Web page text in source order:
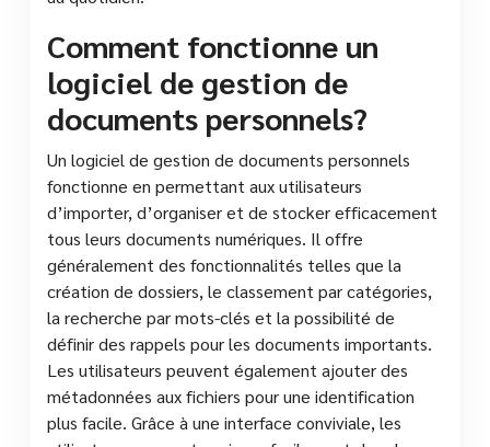
Comment fonctionne un
logiciel de gestion de
documents personnels?
Un logiciel de gestion de documents personnels
fonctionne en permettant aux utilisateurs
d’importer, d’organiser et de stocker efficacement
tous leurs documents numériques. Il offre
généralement des fonctionnalités telles que la
création de dossiers, le classement par catégories,
la recherche par mots-clés et la possibilité de
définir des rappels pour les documents importants.
Les utilisateurs peuvent également ajouter des
métadonnées aux fichiers pour une identification
plus facile. Grâce à une interface conviviale, les